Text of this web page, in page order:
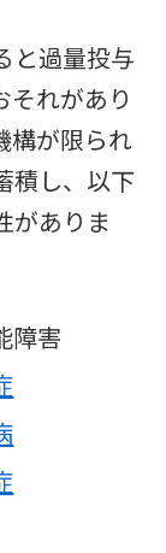
と過量投与
それがあり
構が限られ
積し、以下
がありま
障害